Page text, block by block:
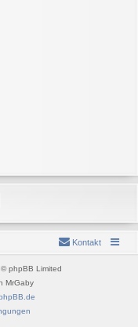
Kontakt
phpBB Limited
MrGaby